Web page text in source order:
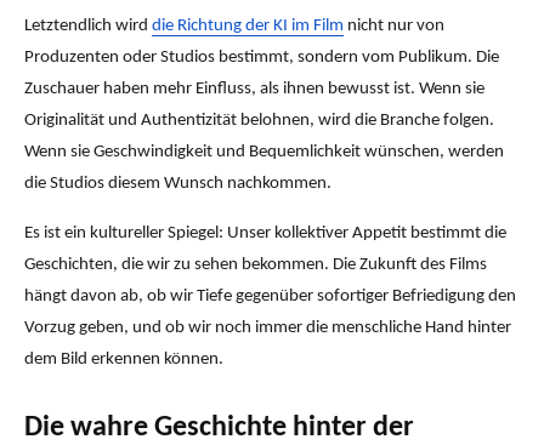
Letztendlich wird die Richtung der KI im Film nicht nur von
Produzenten oder Studios bestimmt, sondern vom Publikum. Die
Zuschauer haben mehr Einfluss, als ihnen bewusst ist. Wenn sie
Originalität und Authentizität belohnen, wird die Branche folgen.
Wenn sie Geschwindigkeit und Bequemlichkeit wünschen, werden
die Studios diesem Wunsch nachkommen.
Es ist ein kultureller Spiegel: Unser kollektiver Appetit bestimmt die
Geschichten, die wir zu sehen bekommen. Die Zukunft des Films
hängt davon ab, ob wir Tiefe gegenüber sofortiger Befriedigung den
Vorzug geben, und ob wir noch immer die menschliche Hand hinter
dem Bild erkennen können.
Die wahre Geschichte hinter der